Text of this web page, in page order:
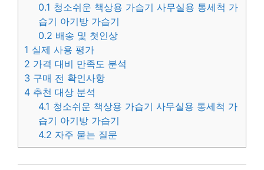
0.1 청소쉬운 책상용 가습기 사무실용 통세척 가
습기 아기방 가습기
0.2 배송 및 첫인상
1 실제 사용 평가
2 가격 대비 만족도 분석
3 구매 전 확인사항
4 추천 대상 분석
4.1 청소쉬운 책상용 가습기 사무실용 통세척 가
습기 아기방 가습기
4.2 자주 묻는 질문